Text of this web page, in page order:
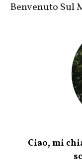
Benvenuto Sul
Ciao, mi